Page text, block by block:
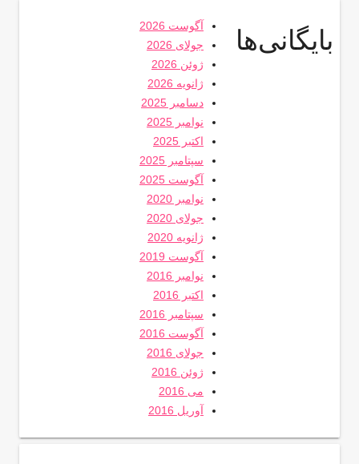
بایگانی‌ها
آگوست 2026
جولای 2026
ژوئن 2026
ژانویه 2026
دسامبر 2025
نوامبر 2025
اکتبر 2025
سپتامبر 2025
آگوست 2025
نوامبر 2020
جولای 2020
ژانویه 2020
آگوست 2019
نوامبر 2016
اکتبر 2016
سپتامبر 2016
آگوست 2016
جولای 2016
ژوئن 2016
می 2016
آوریل 2016